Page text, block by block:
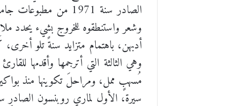
الصادر سنة 1971
وشعر واستنطقوه للخروج بشيء يحدد
أدبهن، باهتمام متزايد سنةً تلو
وهي الثالثة التي أترجمها وأقدمها
مُسهبٍ ممل، ومراحلَ تكوينها منذ